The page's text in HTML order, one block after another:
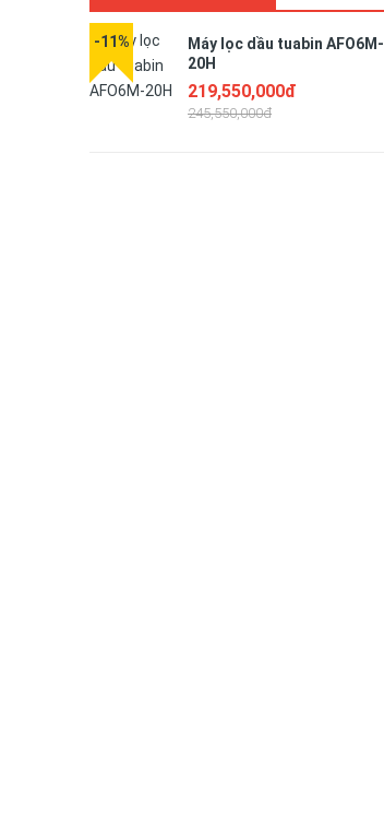
-11%
Máy lọc dầu tuabin AFO6M-
20H
219,550,000đ
245,550,000đ